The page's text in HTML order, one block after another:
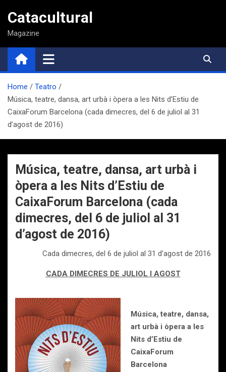
contenido
Catacultural
Magazine
Home
Teatro
Música, teatre, dansa, art urbà i òpera a les Nits d’Estiu de
CaixaForum Barcelona (cada dimecres, del 6 de juliol al 31
d’agost de 2016)
Música, teatre, dansa, art urbà i
òpera a les Nits d’Estiu de
CaixaForum Barcelona (cada
dimecres, del 6 de juliol al 31
d’agost de 2016)
Cada dimecres, del 6 de juliol al 31 d’agost de 2016
CADA DIMECRES DE JULIOL I AGOST
Música, teatre, dansa,
art urbà i òpera a les
Nits d’Estiu de
CaixaForum
Barcelona